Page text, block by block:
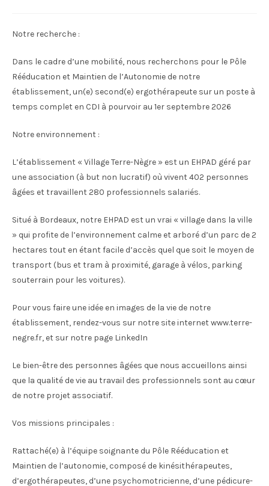
Notre recherche :
Dans le cadre d’une mobilité, nous recherchons pour le Pôle
Rééducation et Maintien de l’Autonomie de notre
établissement, un(e) second(e) ergothérapeute sur un poste à
temps complet en CDI à pourvoir au 1er septembre 2026
Notre environnement :
L’établissement « Village Terre-Nègre » est un EHPAD géré par
une association (à but non lucratif) où vivent 402 personnes
âgées et travaillent 280 professionnels salariés.
Situé à Bordeaux, notre EHPAD est un vrai « village dans la ville
» qui profite de l’environnement calme et arboré d’un parc de 2
hectares tout en étant facile d’accès quel que soit le moyen de
transport (bus et tram à proximité, garage à vélos, parking
souterrain pour les voitures).
Pour vous faire une idée en images de la vie de notre
établissement, rendez-vous sur notre site internet www.terre-
negre.fr, et sur notre page LinkedIn
Le bien-être des personnes âgées que nous accueillons ainsi
que la qualité de vie au travail des professionnels sont au cœur
de notre projet associatif.
Vos missions principales :
Rattaché(e) à l’équipe soignante du Pôle Rééducation et
Maintien de l’autonomie, composé de kinésithérapeutes,
d’ergothérapeutes, d’une psychomotricienne, d’une pédicure-